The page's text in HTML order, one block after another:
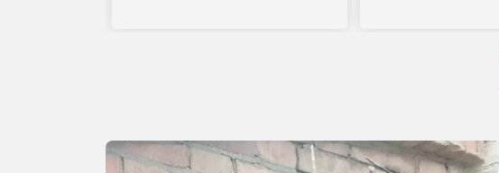
overleg over
gedaan en alles